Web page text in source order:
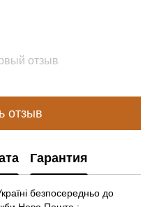
отзыв
отзыв
Гарантия
безпосередньо до